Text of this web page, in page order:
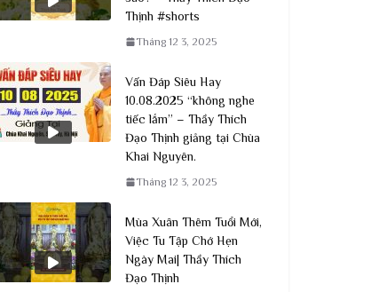
Thịnh #shorts
Tháng 12 3, 2025
Vấn Đáp Siêu Hay
10.08.2025 “không nghe
tiếc lắm” – Thầy Thích
Đạo Thịnh giảng tại Chùa
Khai Nguyên.
Tháng 12 3, 2025
Mùa Xuân Thêm Tuổi Mới,
Việc Tu Tập Chớ Hẹn
Ngày Mai| Thầy Thích
Đạo Thịnh